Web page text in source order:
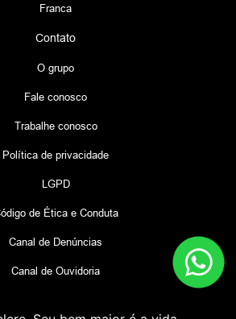
Franca
Contato
O grupo
Fale conosco
Trabalhe conosco
Política de privacidade
LGPD
de Ética e Conduta
Canal de Denúncias
Canal de Ouvidoria